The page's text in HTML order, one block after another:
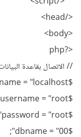
</head>
<body>
<?php
// الاتصال بقاعدة البيانات
$servername = "localhost";
$username = "root";
$password = "root";
$dbname = "00";